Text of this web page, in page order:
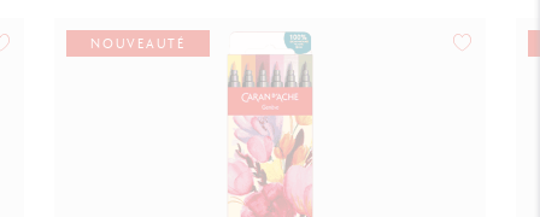
NOUVEAUTÉ